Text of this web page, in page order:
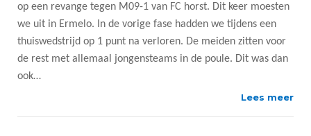
op een revange tegen M09-1 van FC horst. Dit keer moesten
we uit in Ermelo. In de vorige fase hadden we tijdens een
thuiswedstrijd op 1 punt na verloren. De meiden zitten voor
de rest met allemaal jongensteams in de poule. Dit was dan
ook…
Lees meer